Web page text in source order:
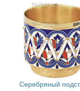
Серебряный